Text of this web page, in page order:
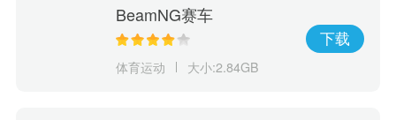
BeamNG赛车
体育运动 大小:2.84GB
下载